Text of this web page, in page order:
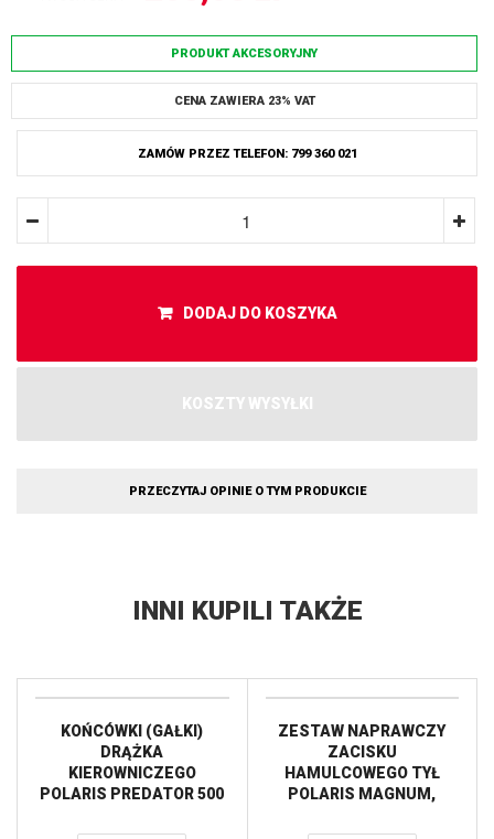
PRODUKT AKCESORYJNY
CENA ZAWIERA 23% VAT
ZAMÓW PRZEZ TELEFON: 799 360 021
DODAJ DO KOSZYKA
KOSZTY WYSYŁKI
PRZECZYTAJ OPINIE O TYM PRODUKCIE
INNI KUPILI TAKŻE
KOŃCÓWKI (GAŁKI)
DRĄŻKA
KIEROWNICZEGO
POLARIS PREDATOR 500
ZESTAW NAPRAWCZY
ZACISKU
HAMULCOWEGO TYŁ
POLARIS MAGNUM,